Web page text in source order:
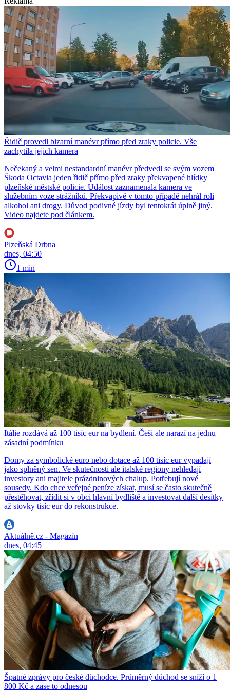
Řidič provedl bizarní manévr přímo před zraky policie. Vše
zachytila jejich kamera
Nečekaný a velmi nestandardní manévr předvedl se svým vozem
Škoda Octavia jeden řidič přímo před zraky překvapené hlídky
plzeňské městské policie. Událost zaznamenala kamera ve
služebním voze strážníků. Překvapivě v tomto případě nehrál roli
alkohol ani drogy. Důvod podivné jízdy byl tentokrát úplně jiný.
Video najdete pod článkem.
Plzeňská Drbna
dnes, 04:50
1 min
Itálie rozdává až 100 tisíc eur na bydlení. Češi ale narazí na jednu
zásadní podmínku
Domy za symbolické euro nebo dotace až 100 tisíc eur vypadají
jako splněný sen. Ve skutečnosti ale italské regiony nehledají
investory ani majitele prázdninových chalup. Potřebují nové
sousedy. Kdo chce veřejné peníze získat, musí se často skutečně
přestěhovat, zřídit si v obci hlavní bydliště a investovat další desítky
až stovky tisíc eur do rekonstrukce.
Aktuálně.cz - Magazín
dnes, 04:45
Špatné zprávy pro české důchodce. Průměrný důchod se sníží o 1
800 Kč a zase to odnesou